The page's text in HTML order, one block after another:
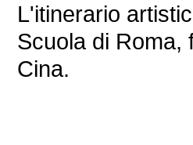
L'itinerario
Scuola di Roma,
Cina.